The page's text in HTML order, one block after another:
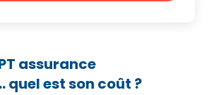
assurance
est son coût ?